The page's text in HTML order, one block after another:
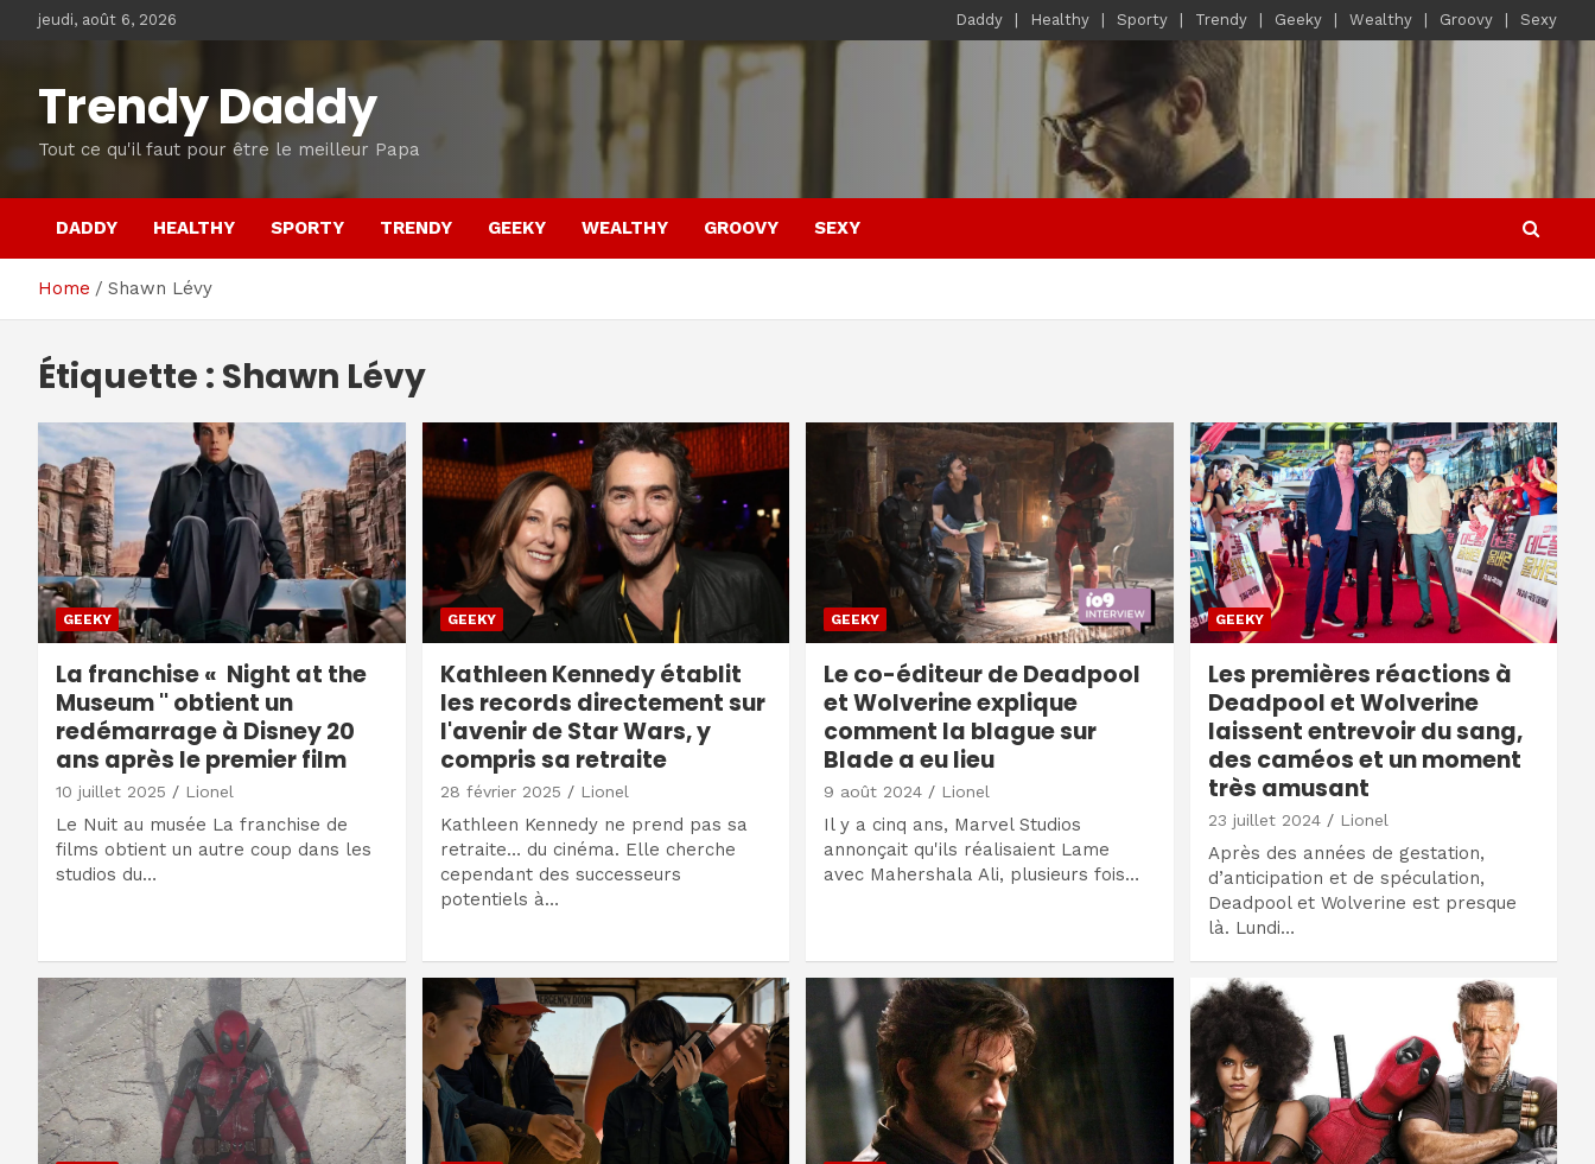
jeudi, août 6, 2026 Daddy Healthy Sporty Trendy Geeky Wealthy Groovy Sexy
Trendy Daddy
Tout ce qu'il faut pour être le meilleur Papa
DADDY HEALTHY SPORTY TRENDY GEEKY WEALTHY GROOVY SEXY
Home Shawn Lévy
Étiquette : Shawn Lévy
GEEKY
La franchise « Night at the
Museum '' obtient un
redémarrage à Disney 20
ans après le premier film
10 juillet 2025 Lionel
Le Nuit au musée La franchise de
films obtient un autre coup dans les
studios du…
GEEKY
Kathleen Kennedy établit
les records directement sur
l'avenir de Star Wars, y
compris sa retraite
28 février 2025 Lionel
Kathleen Kennedy ne prend pas sa
retraite… du cinéma. Elle cherche
cependant des successeurs
potentiels à…
GEEKY
Le co-éditeur de Deadpool
et Wolverine explique
comment la blague sur
Blade a eu lieu
9 août 2024 Lionel
Il y a cinq ans, Marvel Studios
annonçait qu'ils réalisaient Lame
avec Mahershala Ali, plusieurs fois…
GEEKY
Les premières réactions à
Deadpool et Wolverine
laissent entrevoir du sang,
des caméos et un moment
très amusant
23 juillet 2024 Lionel
Après des années de gestation,
d’anticipation et de spéculation,
Deadpool et Wolverine est presque
là. Lundi…